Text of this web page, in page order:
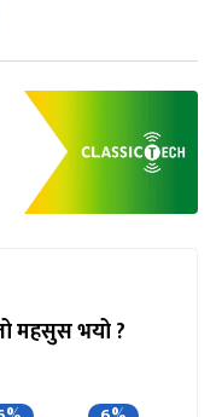
महसुस भयो ?